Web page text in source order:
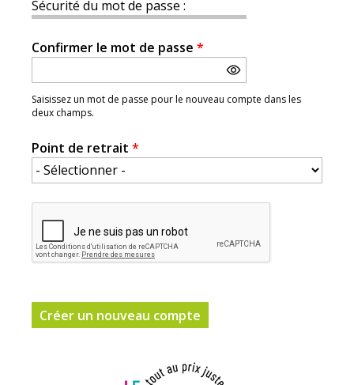
Sécurité du mot de passe :
Confirmer le mot de passe *
Saisissez un mot de passe pour le nouveau compte dans les
deux champs.
Point de retrait *